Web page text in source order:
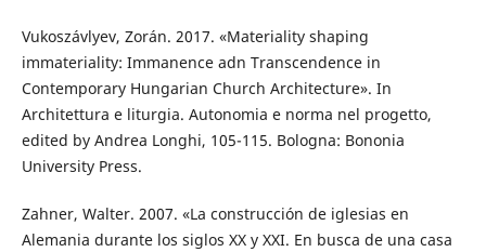
Vukoszávlyev, Zorán. 2017. «Materiality shaping
immateriality: Immanence adn Transcendence in
Contemporary Hungarian Church Architecture». In
Architettura e liturgia. Autonomia e norma nel progetto,
edited by Andrea Longhi, 105-115. Bologna: Bononia
University Press.
Zahner, Walter. 2007. «La construcción de iglesias en
Alemania durante los siglos XX y XXI. En busca de una casa